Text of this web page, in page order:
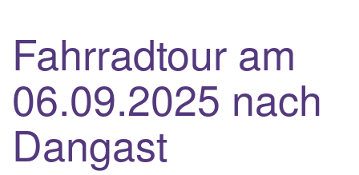
Fahrradtour am
06.09.2025 nach
Dangast